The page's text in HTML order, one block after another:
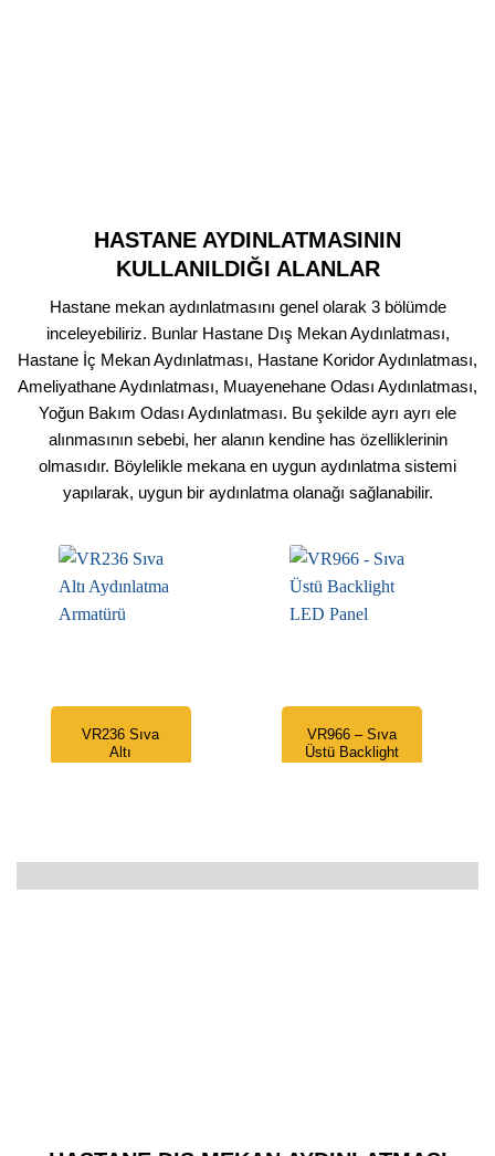
HASTANE AYDINLATMASININ
KULLANILDIĞI ALANLAR
Hastane mekan aydınlatmasını genel olarak 3 bölümde
inceleyebiliriz. Bunlar Hastane Dış Mekan Aydınlatması,
Hastane İç Mekan Aydınlatması, Hastane Koridor Aydınlatması,
Ameliyathane Aydınlatması, Muayenehane Odası Aydınlatması,
Yoğun Bakım Odası Aydınlatması. Bu şekilde ayrı ayrı ele
alınmasının sebebi, her alanın kendine has özelliklerinin
olmasıdır. Böylelikle mekana en uygun aydınlatma sistemi
yapılarak, uygun bir aydınlatma olanağı sağlanabilir.
VR236 Sıva
Altı
VR966 – Sıva
Üstü Backlight